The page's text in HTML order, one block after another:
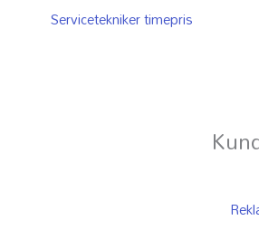
Servicetekniker timepris